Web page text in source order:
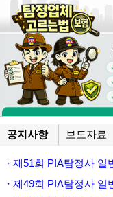
공지사항 보도자료
· 제51회 PIA탐정사
· 제49회 PIA탐정사